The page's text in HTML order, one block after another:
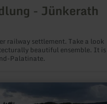
- Jünkerath
railway settlement. Take a look
beautiful ensemble. It is
Palatinate.